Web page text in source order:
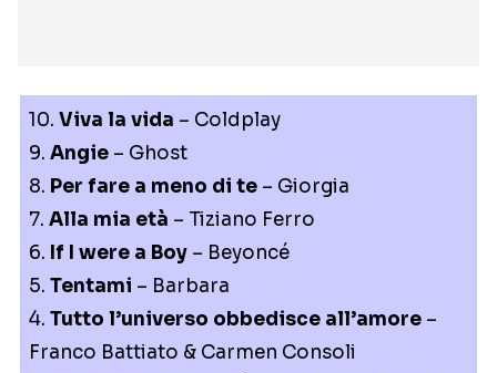
10. Viva la vida – Coldplay
9. Angie – Ghost
8. Per fare a meno di te – Giorgia
7. Alla mia età – Tiziano Ferro
6. If I were a Boy – Beyoncé
5. Tentami – Barbara
4. Tutto l’universo obbedisce all’amore –
Franco Battiato & Carmen Consoli